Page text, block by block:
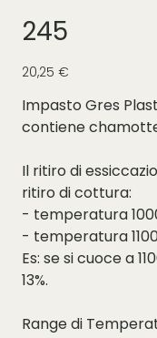
245
Prezzo
20,25 €
Impasto Gres
contiene
Il ritiro di
ritiro di cottura:
- temperatura
- temperatura
Es: se si cuoce a
13%.
Range di